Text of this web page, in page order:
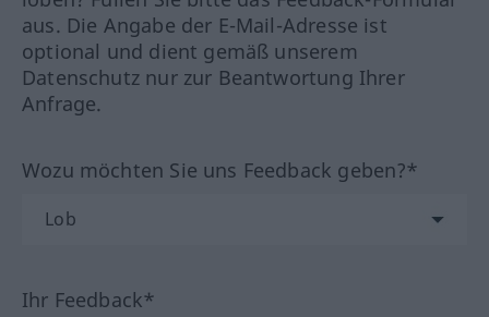
aus. Die Angabe der E-Mail-Adresse ist
optional und dient gemäß unserem
Datenschutz nur zur Beantwortung Ihrer
Anfrage.
Wozu möchten Sie uns Feedback geben?*
Ihr Feedback*